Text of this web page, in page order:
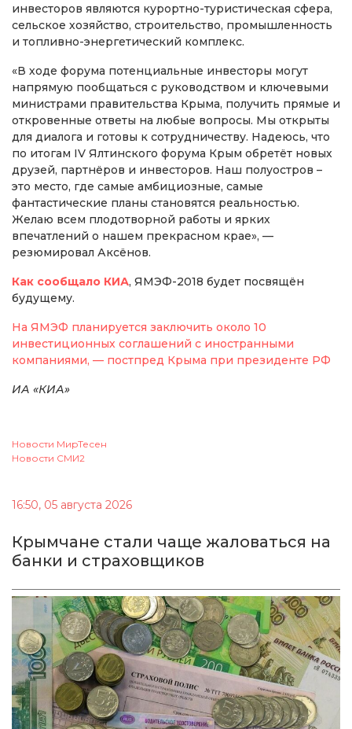
инвесторов являются курортно-туристическая сфера,
сельское хозяйство, строительство, промышленность
и топливно-энергетический комплекс.
«В ходе форума потенциальные инвесторы могут
напрямую пообщаться с руководством и ключевыми
министрами правительства Крыма, получить прямые и
откровенные ответы на любые вопросы. Мы открыты
для диалога и готовы к сотрудничеству. Надеюсь, что
по итогам IV Ялтинского форума Крым обретёт новых
друзей, партнёров и инвесторов. Наш полуостров –
это место, где самые амбициозные, самые
фантастические планы становятся реальностью.
Желаю всем плодотворной работы и ярких
впечатлений о нашем прекрасном крае», —
резюмировал Аксёнов.
Как сообщало КИА, ЯМЭФ-2018 будет посвящён
будущему.
На ЯМЭФ планируется заключить около 10
инвестиционных соглашений с иностранными
компаниями, — постпред Крыма при президенте РФ
ИА «КИА»
Новости МирТесен
Новости СМИ2
16:50, 05 августа 2026
Крымчане стали чаще жаловаться на
банки и страховщиков